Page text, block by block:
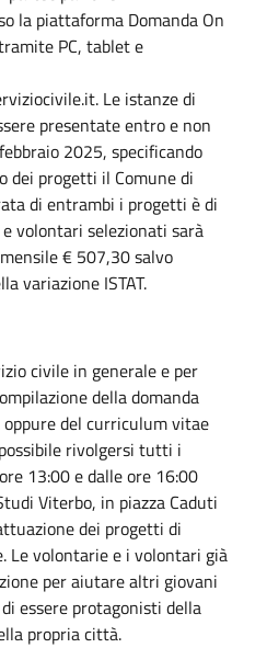
la piattaforma Domanda On
PC, tablet e
Le istanze di
presentate entro e non
2025, specificando
dei progetti il Comune di
di entrambi i progetti è di
volontari selezionati sarà
€ 507,30 salvo
variazione ISTAT.
civile in generale e per
della domanda
del curriculum vitae
rivolgersi tutti i
13:00 e dalle ore 16:00
Viterbo, in piazza Caduti
dei progetti di
Le volontarie e i volontari già
per aiutare altri giovani
essere protagonisti della
propria città.